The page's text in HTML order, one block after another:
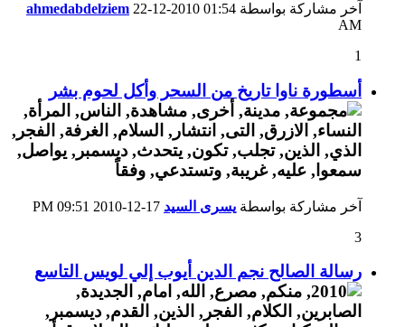
آخر مشاركة بواسطة ahmedabdelziem 22-12-2010 01:54
AM
1
أسطورة ناوا تاريخ من السحر وأكل لحوم بشر
آخر مشاركة بواسطة يسرى السيد
09:51 PM
3
رسالة الصالح نجم الدين أيوب إلي لويس التاسع